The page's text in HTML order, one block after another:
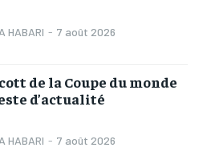
HABARI - 7 août 2026
de la Coupe du monde
d’actualité
HABARI - 7 août 2026